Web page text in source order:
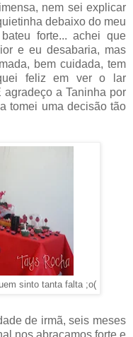
nem sei explicar
debaixo do meu
forte... achei que
e eu desabaria, mas
bem cuidada, tem
feliz em ver o lar
a Taninha por
tomei uma decisão tão
sinto tanta falta ;o(
de irmã, seis meses